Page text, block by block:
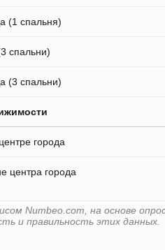
(1 спальня)
спальни)
(3 спальни)
города
центра города
Numbeo.com, на основе
и правильность этих данных.